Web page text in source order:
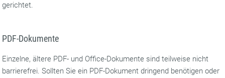
gerichtet.
PDF-Dokumente
Einzelne, ältere PDF- und Office-Dokumente sind teilweise nicht
barrierefrei. Sollten Sie ein PDF-Dokument dringend benötigen oder